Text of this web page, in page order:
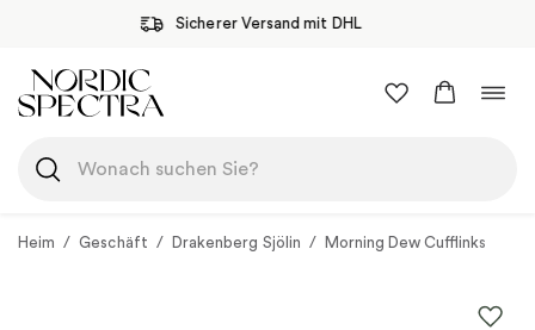
Sicherer Versand mit DHL
Inhalt
springen
Heim / Geschäft / Drakenberg Sjölin / Morning Dew Cufflinks